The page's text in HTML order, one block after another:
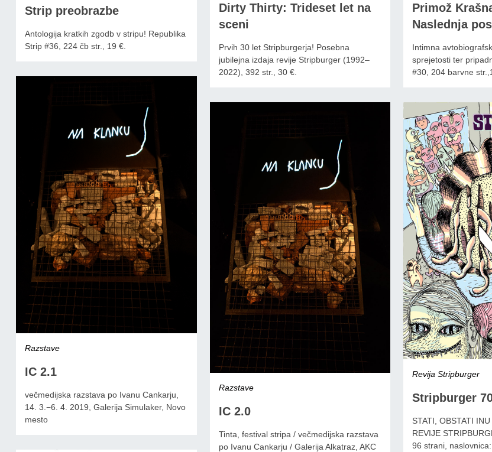
Strip preobrazbe
Antologija kratkih zgodb v stripu! Republika
Strip #36, 224 čb str., 19 €.
Dirty Thirty: Trideset let na
sceni
Prvih 30 let Stripburgerja! Posebna
jubilejna izdaja revije Stripburger (1992–
2022), 392 str., 30 €.
Primož
Naslednja
Intimna
sprejetosti ter
#30, 204 barvne
Razstave
IC 2.1
večmedijska razstava po Ivanu Cankarju,
14. 3.−6. 4. 2019, Galerija Simulaker, Novo
mesto
Razstave
IC 2.0
Tinta, festival stripa / večmedijska razstava
po Ivanu Cankarju / Galerija Alkatraz, AKC
Revija Stripburger
Stripburger
STATI, OBSTATI
REVIJE
96 strani,